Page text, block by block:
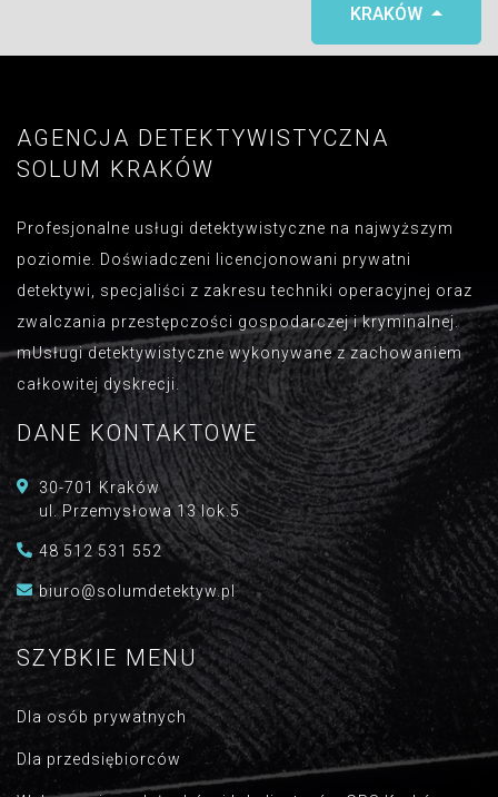
KRAKÓW
AGENCJA DETEKTYWISTYCZNA
SOLUM KRAKÓW
Profesjonalne usługi detektywistyczne na najwyższym
poziomie. Doświadczeni licencjonowani prywatni
detektywi, specjaliści z zakresu techniki operacyjnej oraz
zwalczania przestępczości gospodarczej i kryminalnej.
mUsługi detektywistyczne wykonywane z zachowaniem
całkowitej dyskrecji.
DANE KONTAKTOWE
30-701 Kraków
ul. Przemysłowa 13 lok.5
48 512 531 552
biuro@solumdetektyw.pl
SZYBKIE MENU
Dla osób prywatnych
Dla przedsiębiorców